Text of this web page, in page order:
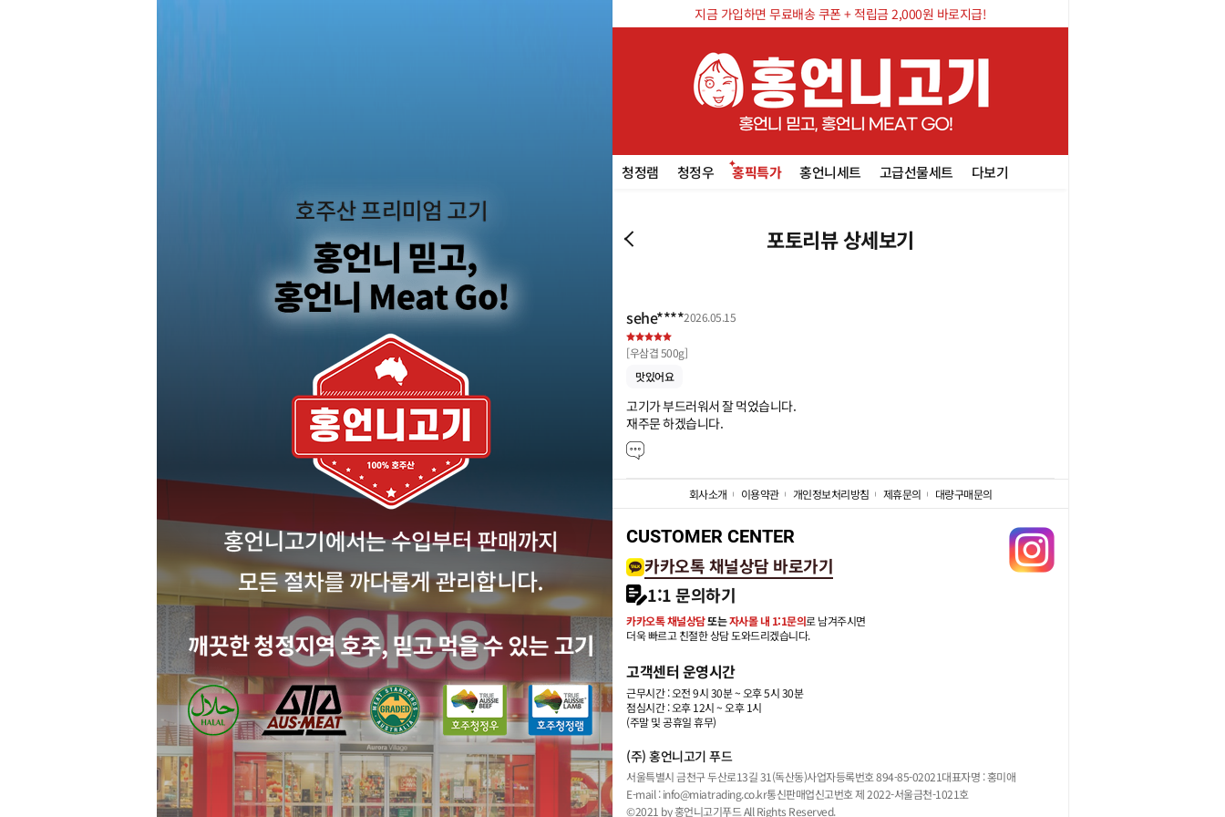
지금 가입하면 무료배송 쿠폰 + 적립금 2,000원 바로지급!
청정램 청정우 홍픽특가 홍언니세트 고급선물세트 다보기
포토리뷰 상세보기
sehe****2026.05.15
[우삼겹 500g]
맛있어요
고기가 부드러워서 잘 먹었습니다.
재주문 하겠습니다.
회사소개 이용약관 개인정보처리방침 제휴문의 대량구매문의
CUSTOMER CENTER
카카오톡 채널상담 바로가기
1:1 문의하기
카카오톡 채널상담또는자사몰 내 1:1문의로 남겨주시면
더욱 빠르고 친절한 상담 도와드리겠습니다.
고객센터 운영시간
근무시간 : 오전 9시 30분 ~ 오후 5시 30분
점심시간 : 오후 12시 ~ 오후 1시
(주말 및 공휴일 휴무)
(주) 홍언니고기 푸드
서울특별시 금천구 두산로13길 31(독산동)사업자등록번호 894-85-02021대표자명 : 홍미애
E-mail : info@miatrading.co.kr통신판매업신고번호 제 2022-서울금천-1021호
©2021 by 홍언니고기푸드 All Rights Reserved.